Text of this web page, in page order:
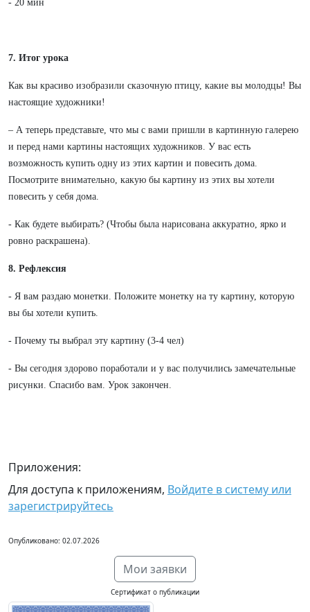
- 20 мин
7. Итог урока
Как вы красиво изобразили сказочную птицу, какие вы молодцы! Вы
настоящие художники!
– А теперь представьте, что мы с вами пришли в картинную галерею
и перед нами картины настоящих художников. У вас есть
возможность купить одну из этих картин и повесить дома.
Посмотрите внимательно, какую бы картину из этих вы хотели
повесить у себя дома.
- Как будете выбирать? (Чтобы была нарисована аккуратно, ярко и
ровно раскрашена).
8. Рефлексия
- Я вам раздаю монетки. Положите монетку на ту картину, которую
вы бы хотели купить.
- Почему ты выбрал эту картину (3-4 чел)
- Вы сегодня здорово поработали и у вас получились замечательные
рисунки. Спасибо вам. Урок закончен.
Приложения:
Для доступа к приложениям, Войдите в систему или
зарегистрируйтесь
Опубликовано: 02.07.2026
Мои заявки
Сертификат о публикации